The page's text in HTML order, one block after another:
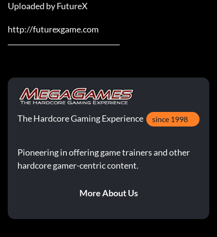
Uploaded by FutureX
http://futurexgame.com
The Hardcore Gaming Experience since 1998
Pioneering in offering game trainers and other
hardcore gamer-centric content.
More About Us